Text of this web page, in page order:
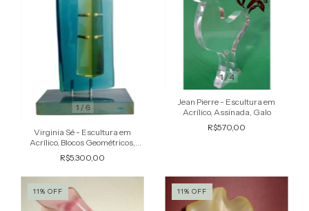
1 / 6
Virginia Sé - Escultura em
Acrílico, Blocos Geométricos,
Assinada, Abstrata
R$5.300,00
1/4
Jean Pierre - Escultura em
Acrílico, Assinada, Galo
R$570,00
11% OFF 11% OFF